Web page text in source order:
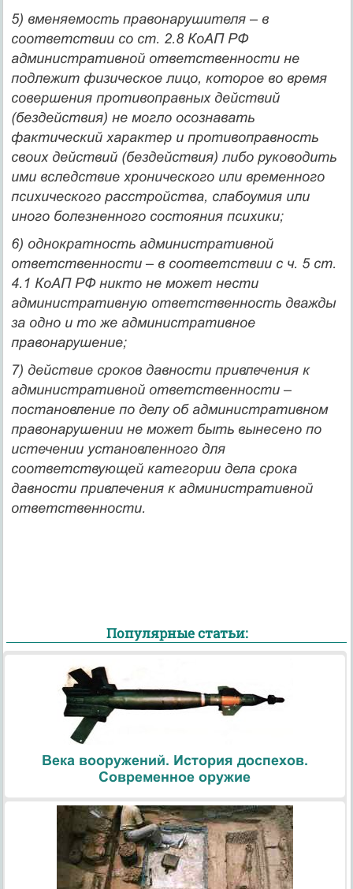
5) вменяемость правонарушителя– в
соответствии со ст. 2.8 КоАП РФ
административной ответственности не
подлежит физическое лицо, которое во время
совершения противоправных действий
(бездействия) не могло осознавать
фактический характер и противоправность
своих действий (бездействия) либо руководить
ими вследствие хронического или временного
психического расстройства, слабоумия или
иного болезненного состояния психики;
6) однократность административной
ответственности– в соответствии с ч. 5 ст.
4.1 КоАП РФ никто не может нести
административную ответственность дважды
за одно и то же административное
правонарушение;
7) действие сроков давности привлечения к
административной ответственности–
постановление по делу об административном
правонарушении не может быть вынесено по
истечении установленного для
соответствующей категории дела срока
давности привлечения к административной
ответственности.
Популярные статьи:
Века вооружений. История доспехов.
Современное оружие